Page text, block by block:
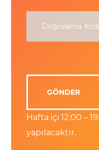
Hafta içi 12:00 –
yapılacaktır.